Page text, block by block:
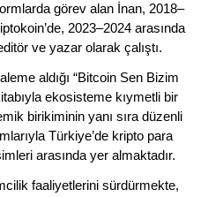
görev alan İnan, 2018–
2023–2024 arasında
ve yazar olarak çalıştı.
aldığı “Bitcoin Sen Bizim
ekosisteme kıymetli bir
birikiminin yanı sıra düzenli
Türkiye’de kripto para
arasında yer almaktadır.
faaliyetlerini sürdürmekte,